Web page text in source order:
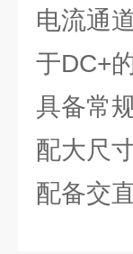
电流通
于DC+
具备常
配大尺
配备交